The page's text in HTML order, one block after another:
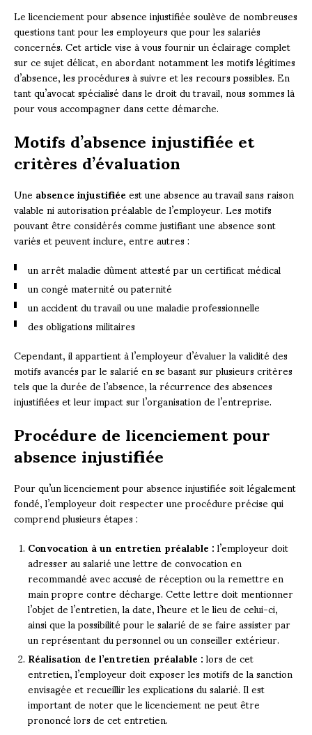
Le licenciement pour absence injustifiée soulève de nombreuses
questions tant pour les employeurs que pour les salariés
concernés. Cet article vise à vous fournir un éclairage complet
sur ce sujet délicat, en abordant notamment les motifs légitimes
d’absence, les procédures à suivre et les recours possibles. En
tant qu’avocat spécialisé dans le droit du travail, nous sommes là
pour vous accompagner dans cette démarche.
Motifs d’absence injustifiée et
critères d’évaluation
Uneabsence injustifiéeest une absence au travail sans raison
valable ni autorisation préalable de l’employeur. Les motifs
pouvant être considérés comme justifiant une absence sont
variés et peuvent inclure, entre autres :
un arrêt maladie dûment attesté par un certificat médical
un congé maternité ou paternité
un accident du travail ou une maladie professionnelle
des obligations militaires
Cependant, il appartient à l’employeur d’évaluer la validité des
motifs avancés par le salarié en se basant sur plusieurs critères
tels que la durée de l’absence, la récurrence des absences
injustifiées et leur impact sur l’organisation de l’entreprise.
Procédure de licenciement pour
absence injustifiée
Pour qu’un licenciement pour absence injustifiée soit légalement
fondé, l’employeur doit respecter une procédure précise qui
comprend plusieurs étapes :
Convocation à un entretien préalable :l’employeur doit
adresser au salarié une lettre de convocation en
recommandé avec accusé de réception ou la remettre en
main propre contre décharge. Cette lettre doit mentionner
l’objet de l’entretien, la date, l’heure et le lieu de celui-ci,
ainsi que la possibilité pour le salarié de se faire assister par
un représentant du personnel ou un conseiller extérieur.
Réalisation de l’entretien préalable :lors de cet
entretien, l’employeur doit exposer les motifs de la sanction
envisagée et recueillir les explications du salarié. Il est
important de noter que le licenciement ne peut être
prononcé lors de cet entretien.